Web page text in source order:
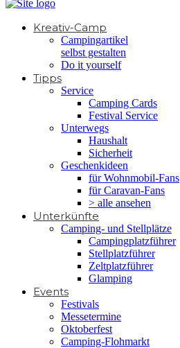
Kreativ-Camp
Campingartikel
selbst gestalten
Do it yourself
Tipps
Service
Camping Cards
Festival Service
Unterwegs
Haushalt
Sicherheit
Geschenkideen
für Wohnmobil-Fans
für Caravan-Fans
> alle ansehen
Unterkünfte
Camping- und Stellplätze
Campingplatzführer
Stellplatzführer
Zeltplatzführer
Glamping
Events
Festivals
Messetermine
Oktoberfest
Camping-Flohmarkt